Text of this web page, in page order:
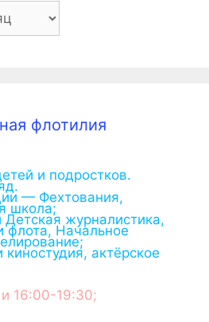
флотилия
и подростков.
— Фехтования,
школа;
Детская журналистика,
флота, Начальное
киностудия, актёрское
16:00-19:30;